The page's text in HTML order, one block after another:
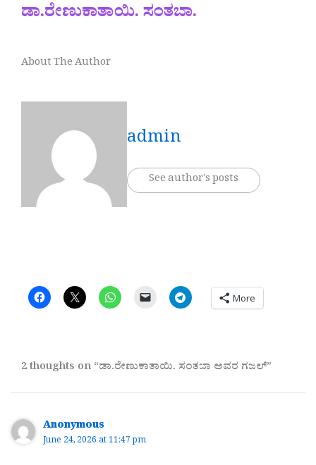
ಡಾ.ರೇಣುಕಾತಾಯಿ. ಸಂತಬಾ.
About The Author
admin
See author's posts
More
2 thoughts on “ಡಾ.ರೇಣುಕಾತಾಯಿ. ಸಂತಬಾ ಅವರ ಗಜಲ್”
Anonymous
June 24, 2026 at 11:47 pm